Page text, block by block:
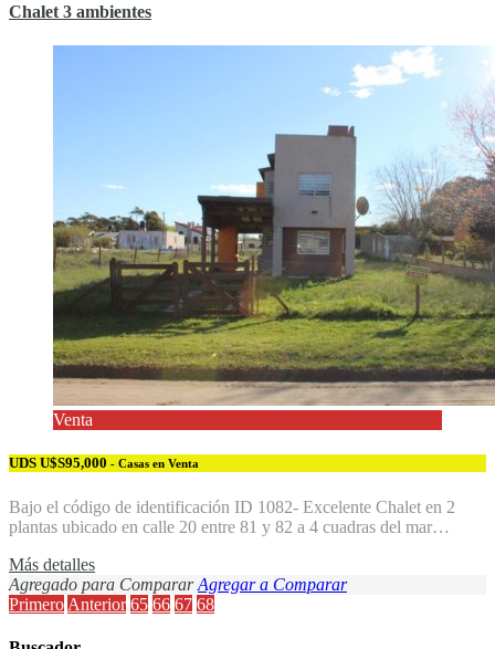
Chalet 3 ambientes
Venta
UDS U$S95,000 - Casas en Venta
Bajo el código de identificación ID 1082- Excelente Chalet en 2
plantas ubicado en calle 20 entre 81 y 82 a 4 cuadras del mar…
Más detalles
Agregado para Comparar Agregar a Comparar
Primero Anterior 65 66 67 68